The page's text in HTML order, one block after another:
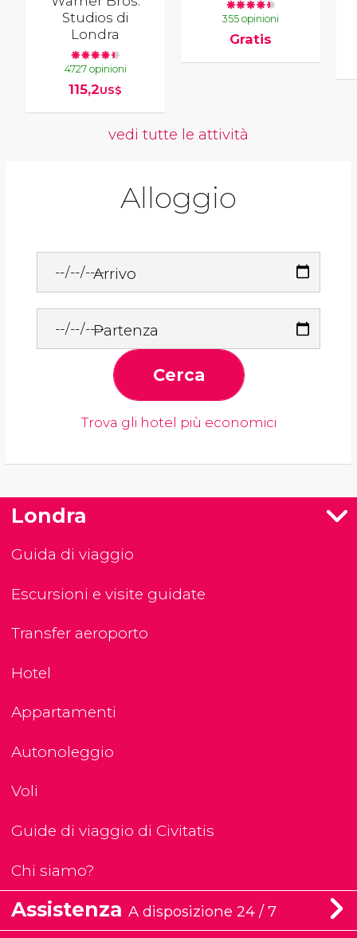
Studios di
Londra
4727 opinioni
115,2US$
355 opinioni
Gratis
vedi tutte le attività
Alloggio
Arrivo
Partenza
Cerca
Trova gli hotel più economici
Londra
Guida di viaggio
Escursioni e visite guidate
Transfer aeroporto
Hotel
Appartamenti
Autonoleggio
Voli
Guide di viaggio di Civitatis
Chi siamo?
Assistenza A disposizione 24 / 7